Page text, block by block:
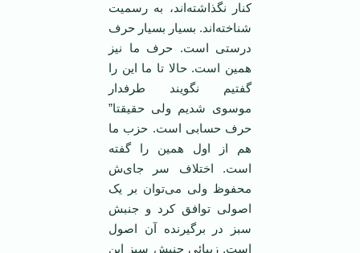
کنار نگذاشته‌اند، به رسمیت
شناخته‌اند. بسیار بسیار حرف
درستی است. حرف ما نیز
همین است. حالا تا ما این را
گفتیم نگویند طرفدار
موسوی شدیم ولی حقیقتا”
حرف حسابی است. حزب ما
هم از اول همین را گفته
است. اختلاف سر جای‌ش
محفوظ ولی می‌توان بر یک
اصولی توافق کرد و جنبش
سبز در برگیرنده آن اصول
است. زیبائی جنبش سبز این